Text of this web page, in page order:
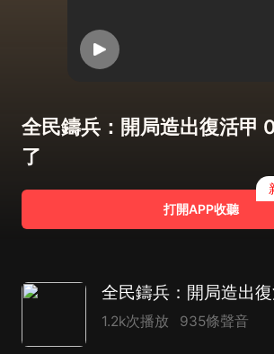
全民鑄兵：開局造出復活甲
了
打開APP收聽
1.2k次播放 935條聲音